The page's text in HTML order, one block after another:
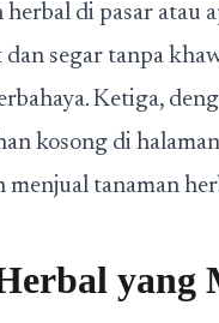
herbal di pasar atau
dan segar tanpa
Ketiga,
kosong di
menjual tanaman
yang